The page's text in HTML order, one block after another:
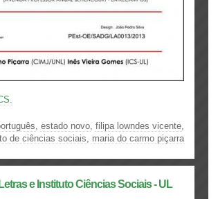
, estado novo, filipa lowndes vicente,
de ciências sociais, maria do carmo piçarra
e Instituto Ciências Sociais - UL